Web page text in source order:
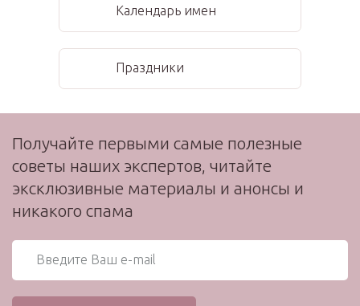
Календарь имен
Праздники
Получайте первыми самые полезные
советы наших экспертов, читайте
эксклюзивные материалы и анонсы и
никакого спама